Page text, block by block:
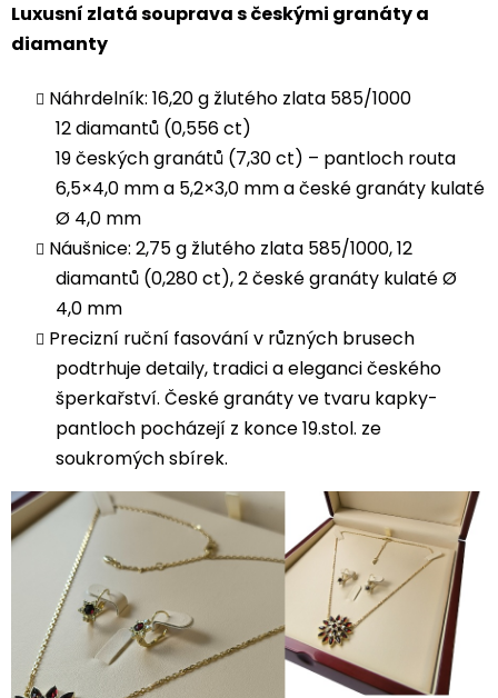
Luxusní zlatá souprava s českými granáty a
diamanty
Náhrdelník: 16,20 g žlutého zlata 585/1000
12 diamantů (0,556 ct)
19 českých granátů (7,30 ct) – pantloch routa
6,5×4,0 mm a 5,2×3,0 mm a české granáty kulaté
Ø 4,0 mm
Náušnice: 2,75 g žlutého zlata 585/1000, 12
diamantů (0,280 ct), 2 české granáty kulaté Ø
4,0 mm
Precizní ruční fasování v různých brusech
podtrhuje detaily, tradici a eleganci českého
šperkařství. České granáty ve tvaru kapky-
pantloch pocházejí z konce 19.stol. ze
soukromých sbírek.